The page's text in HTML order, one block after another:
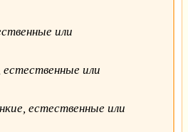
или
или
естественные или